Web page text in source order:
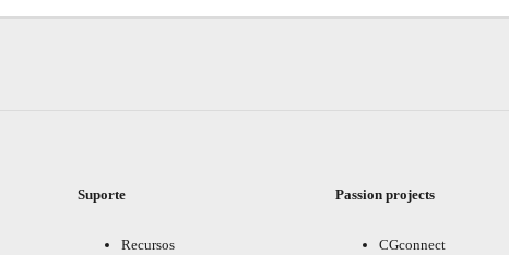
Suporte
Recursos
Passion projects
CGconnect